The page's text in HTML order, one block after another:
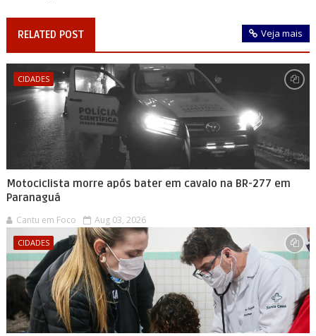
RELATED POST Veja mais
CIDADES
Motociclista morre após bater em cavalo na BR-277 em
Paranaguá
Cantu em Foco Aug 03, 2026
CIDADES